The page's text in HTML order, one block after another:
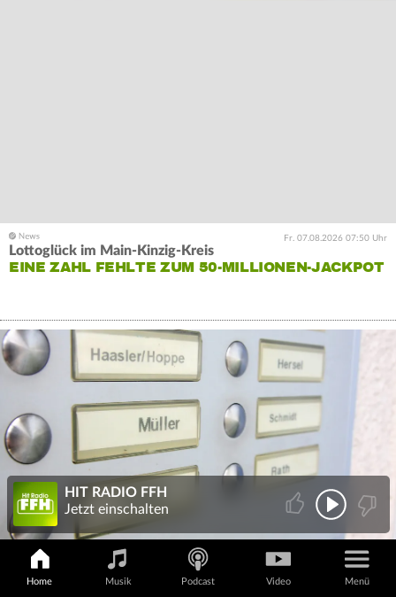
Fr. 07.08.2026 07:50 Uhr
Lottoglück im Main-Kinzig-Kreis
EINE ZAHL FEHLTE ZUM 50-MILLIONEN-JACKPOT
Home Musik Podcast Video Menü
HIT RADIO FFH
Jetzt einschalten